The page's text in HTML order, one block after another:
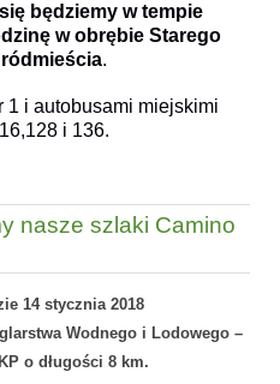
będziemy w tempie
w obrębie Starego
.
1 i autobusami miejskimi
i 136.
nasze szlaki Camino
14 stycznia 2018
Wodnego i Lodowego –
o długości 8 km.